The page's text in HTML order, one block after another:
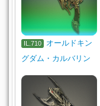
IL.710
オールドキン
グダム・カルバリン